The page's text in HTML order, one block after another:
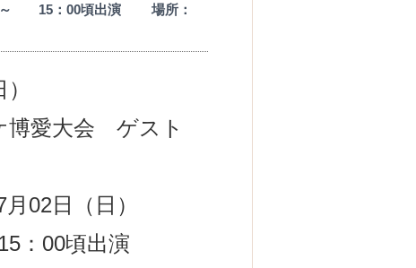
15：00頃出演 場所：
愛大会 ゲスト
02日（日）
00頃出演